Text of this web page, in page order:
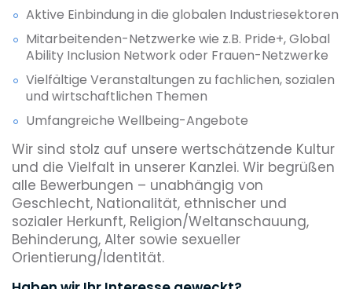
Aktive Einbindung in die globalen Industriesektoren
Mitarbeitenden-Netzwerke wie z.B. Pride+, Global
Ability Inclusion Network oder Frauen-Netzwerke
Vielfältige Veranstaltungen zu fachlichen, sozialen
und wirtschaftlichen Themen
Umfangreiche Wellbeing-Angebote
Wir sind stolz auf unsere wertschätzende Kultur
und die Vielfalt in unserer Kanzlei. Wir begrüßen
alle Bewerbungen – unabhängig von
Geschlecht, Nationalität, ethnischer und
sozialer Herkunft, Religion/Weltanschauung,
Behinderung, Alter sowie sexueller
Orientierung/Identität.